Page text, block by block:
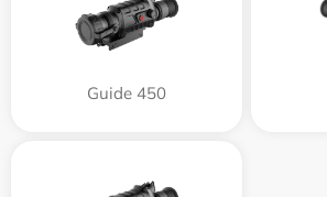
Guide 450